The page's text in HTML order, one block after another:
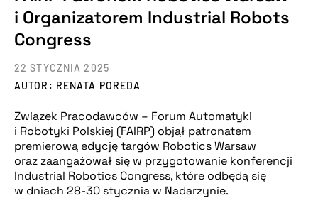
i Organizatorem Industrial Robots
Congress
AUTOR: RENATA POREDA
22 STYCZNIA 2025
Związek Pracodawców – Forum Automatyki
i Robotyki Polskiej (FAIRP) objął patronatem
premierową edycję targów Robotics Warsaw
oraz zaangażował się w przygotowanie konferencji
Industrial Robotics Congress, które odbędą się
w dniach 28-30 stycznia w Nadarzynie.